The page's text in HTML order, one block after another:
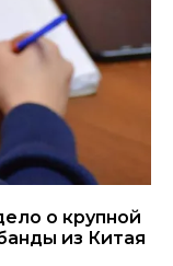
о крупной
из Китая